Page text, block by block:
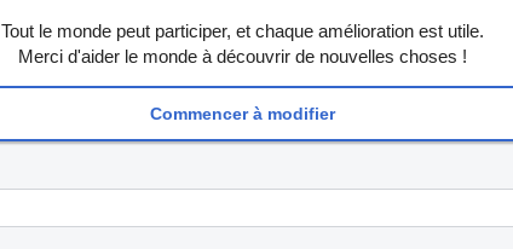
Tout le monde peut participer, et chaque amélioration est utile.
Merci d'aider le monde à découvrir de nouvelles choses !
Commencer à modifier